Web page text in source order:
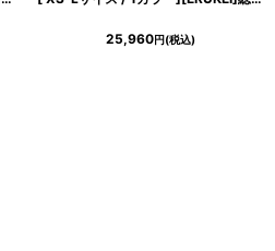
25,960円(税込)